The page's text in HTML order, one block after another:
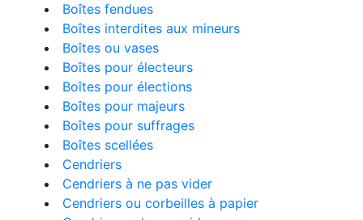
Boîtes fendues
Boîtes interdites aux mineurs
Boîtes ou vases
Boîtes pour électeurs
Boîtes pour élections
Boîtes pour majeurs
Boîtes pour suffrages
Boîtes scellées
Cendriers
Cendriers à ne pas vider
Cendriers ou corbeilles à papier